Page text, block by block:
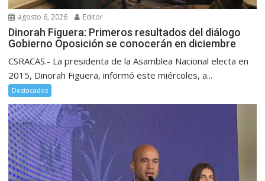
agosto 6, 2026 Editor
Dinorah Figuera: Primeros resultados del diálogo
Gobierno Oposición se conocerán en diciembre
CSRACAS.- La presidenta de la Asamblea Nacional electa en
2015, Dinorah Figuera, informó este miércoles, a...
Destacados